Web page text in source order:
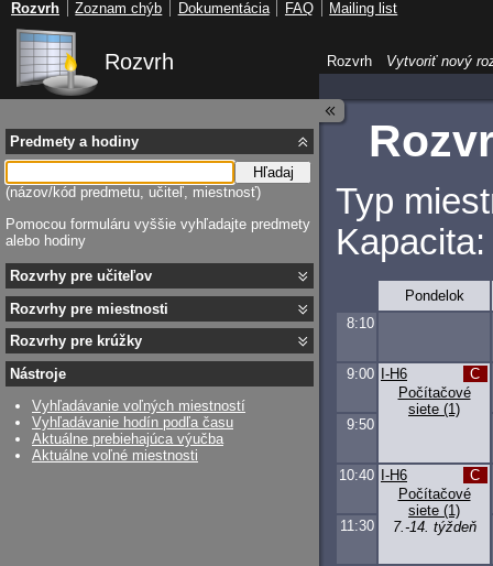
Rozvrh
Typ
Pondelok
8:10
9:00
Počítačové
siete (1)
I-H6 C
9:50
10:40
Počítačové
siete (1)
I-H6 C
7.-14. týždeň
11:30
Predmety a hodiny
Hľadaj
(názov/kód predmetu, učiteľ, miestnosť)
Pomocou formuláru vyššie vyhľadajte predmety
alebo hodiny
Rozvrhy pre učiteľov
Rozvrhy pre miestnosti
Rozvrhy pre krúžky
Nástroje
Vyhľadávanie voľných miestností
Vyhľadávanie hodín podľa času
Aktuálne prebiehajúca výučba
Aktuálne voľné miestnosti
Rozvrh Vytvoriť nový
Rozvrh Zoznam chýb Dokumentácia FAQ Mailing list